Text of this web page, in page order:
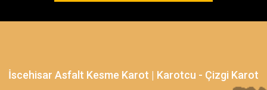
İscehisar Asfalt Kesme Karot | Karotcu - Çizgi Karot